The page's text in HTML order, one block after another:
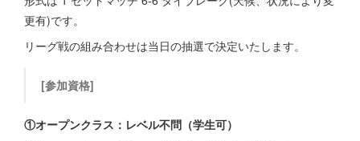
更有)です。
リーグ戦の組み合わせは当日の抽選で決定いたします。
[参加資格]
①オープンクラス：レベル不問（学生可）